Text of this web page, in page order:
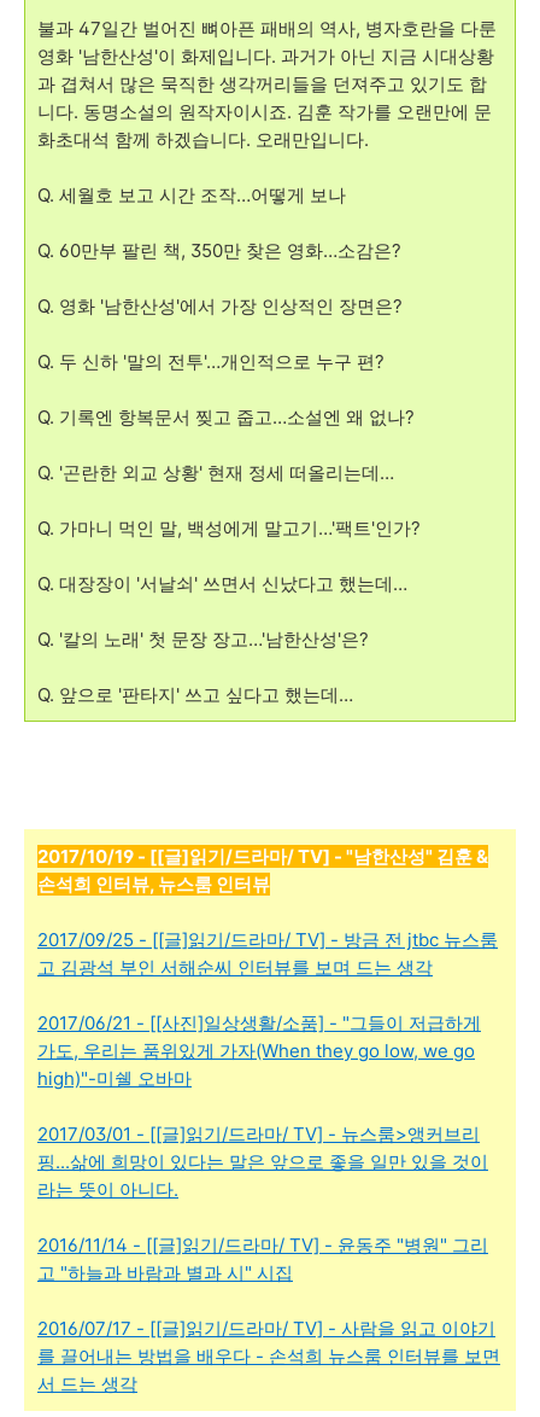
불과 47일간 벌어진 뼈아픈 패배의 역사, 병자호란을 다룬
영화 '남한산성'이 화제입니다. 과거가 아닌 지금 시대상황
과 겹쳐서 많은 묵직한 생각꺼리들을 던져주고 있기도 합
니다. 동명소설의 원작자이시죠. 김훈 작가를 오랜만에 문
화초대석 함께 하겠습니다. 오래만입니다.
Q. 세월호 보고 시간 조작…어떻게 보나
Q. 60만부 팔린 책, 350만 찾은 영화…소감은?
Q. 영화 '남한산성'에서 가장 인상적인 장면은?
Q. 두 신하 '말의 전투'…개인적으로 누구 편?
Q. 기록엔 항복문서 찢고 줍고…소설엔 왜 없나?
Q. '곤란한 외교 상황' 현재 정세 떠올리는데…
Q. 가마니 먹인 말, 백성에게 말고기…'팩트'인가?
Q. 대장장이 '서날쇠' 쓰면서 신났다고 했는데…
Q. '칼의 노래' 첫 문장 장고…'남한산성'은?
Q. 앞으로 '판타지' 쓰고 싶다고 했는데…
2017/10/19 - [[글]읽기/드라마/ TV] - "남한산성" 김훈 &
손석희 인터뷰, 뉴스룸 인터뷰
2017/09/25 - [[글]읽기/드라마/ TV] - 방금 전 jtbc 뉴스룸
고 김광석 부인 서해순씨 인터뷰를 보며 드는 생각
2017/06/21 - [[사진]일상생활/소품] - "그들이 저급하게
가도, 우리는 품위있게 가자(When they go low, we go
high)"-미쉘 오바마
2017/03/01 - [[글]읽기/드라마/ TV] - 뉴스룸>앵커브리
핑...삶에 희망이 있다는 말은 앞으로 좋을 일만 있을 것이
라는 뜻이 아니다.
2016/11/14 - [[글]읽기/드라마/ TV] - 윤동주 "병원" 그리
고 "하늘과 바람과 별과 시" 시집
2016/07/17 - [[글]읽기/드라마/ TV] - 사람을 읽고 이야기
를 끌어내는 방법을 배우다 - 손석희 뉴스룸 인터뷰를 보면
서 드는 생각